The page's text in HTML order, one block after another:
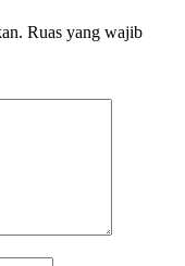
Ruas yang wajib